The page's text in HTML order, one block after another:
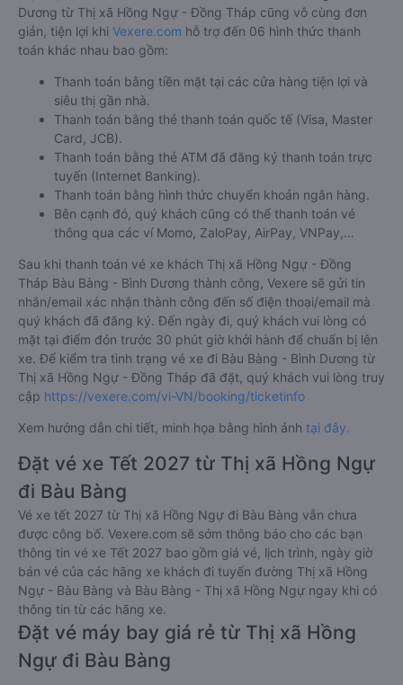
Dương từ Thị xã Hồng Ngự - Đồng Tháp cũng vô cùng đơn
giản, tiện lợi khi Vexere.com hỗ trợ đến 06 hình thức thanh
toán khác nhau bao gồm:
Thanh toán bằng tiền mặt tại các cửa hàng tiện lợi và
siêu thị gần nhà.
Thanh toán bằng thẻ thanh toán quốc tế (Visa, Master
Card, JCB).
Thanh toán bằng thẻ ATM đã đăng ký thanh toán trực
tuyến (Internet Banking).
Thanh toán bằng hình thức chuyển khoản ngân hàng.
Bên cạnh đó, quý khách cũng có thể thanh toán vé
thông qua các ví Momo, ZaloPay, AirPay, VNPay,…
Sau khi thanh toán vé xe khách Thị xã Hồng Ngự - Đồng
Tháp Bàu Bàng - Bình Dương thành công, Vexere sẽ gửi tin
nhắn/email xác nhận thành công đến số điện thoại/email mà
quý khách đã đăng ký. Đến ngày đi, quý khách vui lòng có
mặt tại điểm đón trước 30 phút giờ khởi hành để chuẩn bị lên
xe. Để kiểm tra tình trạng vé xe đi Bàu Bàng - Bình Dương từ
Thị xã Hồng Ngự - Đồng Tháp đã đặt, quý khách vui lòng truy
cập https://vexere.com/vi-VN/booking/ticketinfo
Xem hướng dẫn chi tiết, minh họa bằng hình ảnh tại đây.
Đặt vé xe Tết 2027 từ Thị xã Hồng Ngự
đi Bàu Bàng
Vé xe tết 2027 từ Thị xã Hồng Ngự đi Bàu Bàng vẫn chưa
được công bố. Vexere.com sẽ sớm thông báo cho các bạn
thông tin vé xe Tết 2027 bao gồm giá vé, lịch trình, ngày giờ
bán vé của các hãng xe khách đi tuyến đường Thị xã Hồng
Ngự - Bàu Bàng và Bàu Bàng - Thị xã Hồng Ngự ngay khi có
thông tin từ các hãng xe.
Đặt vé máy bay giá rẻ từ Thị xã Hồng
Ngự đi Bàu Bàng